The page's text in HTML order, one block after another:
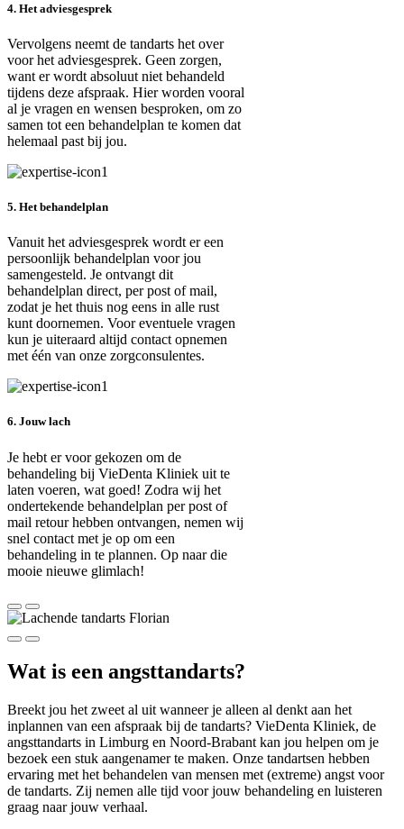
4. Het adviesgesprek
Vervolgens neemt de tandarts het over
voor het adviesgesprek. Geen zorgen,
want er wordt absoluut niet behandeld
tijdens deze afspraak. Hier worden vooral
al je vragen en wensen besproken, om zo
samen tot een behandelplan te komen dat
helemaal past bij jou.
5. Het behandelplan
Vanuit het adviesgesprek wordt er een
persoonlijk behandelplan voor jou
samengesteld. Je ontvangt dit
behandelplan direct, per post of mail,
zodat je het thuis nog eens in alle rust
kunt doornemen. Voor eventuele vragen
kun je uiteraard altijd contact opnemen
met één van onze zorgconsulentes.
6. Jouw lach
Je hebt er voor gekozen om de
behandeling bij VieDenta Kliniek uit te
laten voeren, wat goed! Zodra wij het
ondertekende behandelplan per post of
mail retour hebben ontvangen, nemen wij
snel contact met je op om een
behandeling in te plannen. Op naar die
mooie nieuwe glimlach!
Wat is een angsttandarts?
Breekt jou het zweet al uit wanneer je alleen al denkt aan het
inplannen van een afspraak bij de tandarts? VieDenta Kliniek, de
angsttandarts in Limburg en Noord-Brabant kan jou helpen om je
bezoek een stuk aangenamer te maken. Onze tandartsen hebben
ervaring met het behandelen van mensen met (extreme) angst voor
de tandarts. Zij nemen alle tijd voor jouw behandeling en luisteren
graag naar jouw verhaal.